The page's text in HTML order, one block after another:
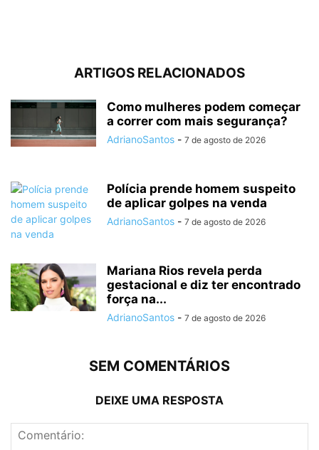
ARTIGOS RELACIONADOS
Como mulheres podem começar
a correr com mais segurança?
AdrianoSantos - 7 de agosto de 2026
Polícia prende homem suspeito
de aplicar golpes na venda
AdrianoSantos - 7 de agosto de 2026
Mariana Rios revela perda
gestacional e diz ter encontrado
força na...
AdrianoSantos - 7 de agosto de 2026
SEM COMENTÁRIOS
DEIXE UMA RESPOSTA